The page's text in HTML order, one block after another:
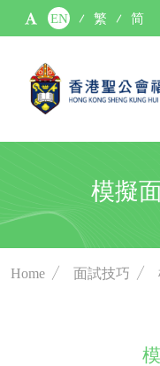
EN 繁 简
模擬
Home ／ 面試技巧 ／